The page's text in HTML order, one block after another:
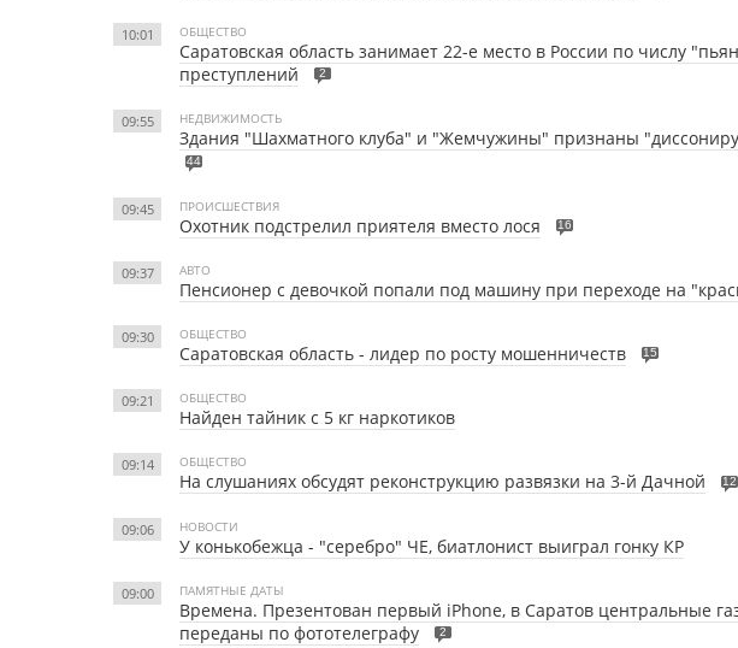
10:01 ОБЩЕСТВО
Саратовская область занимает 22-е место в России по числу
преступлений
2
09:55 НЕДВИЖИМОСТЬ
Здания "Шахматного клуба" и "Жемчужины" признаны
44
09:45 ПРОИСШЕСТВИЯ
Охотник подстрелил приятеля вместо лося 16
09:37 АВТО
Пенсионер с девочкой попали под машину при переходе на
09:30 ОБЩЕСТВО
Саратовская область - лидер по росту мошенничеств 15
09:21 ОБЩЕСТВО
Найден тайник с 5 кг наркотиков
09:14 ОБЩЕСТВО
На слушаниях обсудят реконструкцию развязки на 3-й Дачной 12
09:06 НОВОСТИ
У конькобежца - "серебро" ЧЕ, биатлонист выиграл гонку КР
09:00 ПАМЯТНЫЕ ДАТЫ
Времена. Презентован первый iPhone, в Саратов центральные
переданы по фототелеграфу
2